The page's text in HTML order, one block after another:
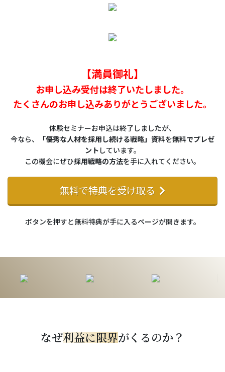
【満員御礼】
お申し込み受付は終了いたしました。
たくさんのお申し込みありがとうございました。
体験セミナーお申込は終了しましたが、
今なら、
「優秀な人材を採用し続ける戦略」資料を無料でプレゼ
ント しています。
この機会にぜひ採用戦略の方法を手に入れてください。
無料で特典を受け取る
ボタンを押すと無料特典が手に入るページが開きます。
なぜ利益に限界がくるのか？